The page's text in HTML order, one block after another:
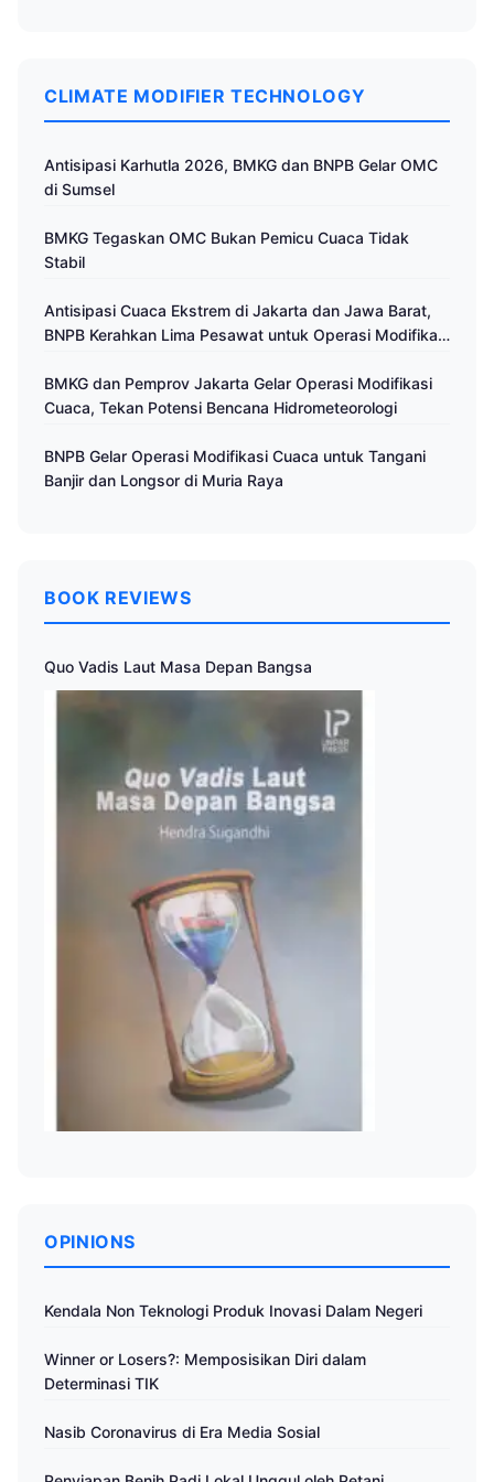
CLIMATE MODIFIER TECHNOLOGY
Antisipasi Karhutla 2026, BMKG dan BNPB Gelar OMC
di Sumsel
BMKG Tegaskan OMC Bukan Pemicu Cuaca Tidak
Stabil
Antisipasi Cuaca Ekstrem di Jakarta dan Jawa Barat,
BNPB Kerahkan Lima Pesawat untuk Operasi Modifikasi
BMKG dan Pemprov Jakarta Gelar Operasi Modifikasi
Cuaca, Tekan Potensi Bencana Hidrometeorologi
BNPB Gelar Operasi Modifikasi Cuaca untuk Tangani
Banjir dan Longsor di Muria Raya
BOOK REVIEWS
Quo Vadis Laut Masa Depan Bangsa
OPINIONS
Kendala Non Teknologi Produk Inovasi Dalam Negeri
Winner or Losers?: Memposisikan Diri dalam
Determinasi TIK
Nasib Coronavirus di Era Media Sosial